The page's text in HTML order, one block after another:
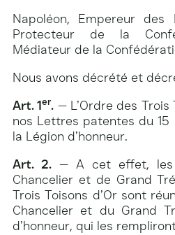
Napoléon, Empereur des
Protecteur de la
Médiateur de la
Nous avons décrété et
Art. 1er. — L’Ordre des Trois
nos Lettres patentes du 15
la Légion d’honneur.
Art. 2. — A cet effet, les
Chancelier et de Grand
Trois Toisons d’Or sont
Chancelier et du Grand
d’honneur, qui les